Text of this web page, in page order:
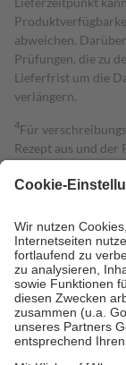
abweichen.
Prüfungen, die zu
Lieferfrist um die
verlängern.
4Für
Rezept aus und
Kosten dafür, der
Grundsätzlich
Prozent des
höchstens zehn
Kosten der
Diese Regeln
Bei Heilmitteln und
Zuzahlung zehn